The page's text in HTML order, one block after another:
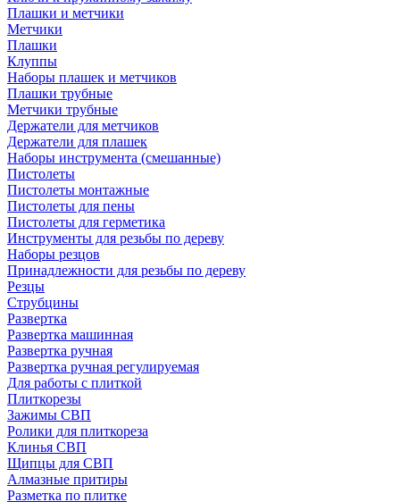
Плашки и метчики
Метчики
Плашки
Клуппы
Наборы плашек и метчиков
Плашки трубные
Метчики трубные
Держатели для метчиков
Держатели для плашек
Наборы инструмента (смешанные)
Пистолеты
Пистолеты монтажные
Пистолеты для пены
Пистолеты для герметика
Инструменты для резьбы по дереву
Наборы резцов
Принадлежности для резьбы по дереву
Резцы
Струбцины
Развертка
Развертка машинная
Развертка ручная
Развертка ручная регулируемая
Для работы с плиткой
Плиткорезы
Зажимы СВП
Ролики для плиткореза
Клинья СВП
Щипцы для СВП
Алмазные притиры
Разметка по плитке